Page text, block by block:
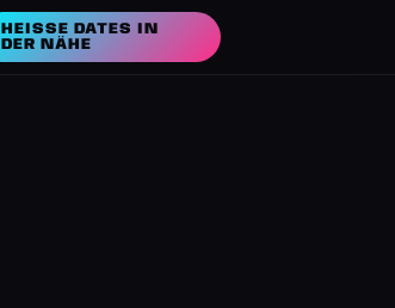
HEISSE DATES IN D
ER NÄHE